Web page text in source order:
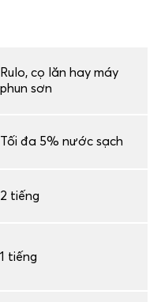
Rulo, cọ lăn hay máy
phun sơn
Tối đa 5% nước sạch
2 tiếng
1 tiếng